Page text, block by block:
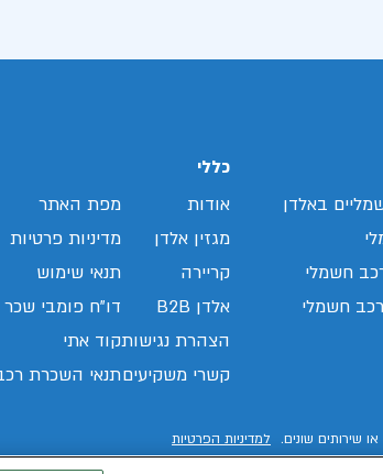
באלדן
חשמלי
חשמלי
כללי
אודות
מגזין אלדן
קריירה
אלדן B2B
הצהרת נגישות
קשרי משקיעים
מפת האתר
מדיניות פרטיות
תנאי שימוש
דו"ח פומבי
קוד אתי
תנאי השכרת
שירותים שונים. למדיניות הפרטיות